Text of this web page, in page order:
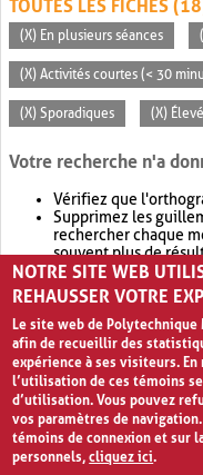
TOUTES LES FICHES
(X) En plusieurs séances
(X) Activités courtes (< 30
(X) Sporadiques (X)
Votre recherche n'a
Vérifiez que
Supprimez les
rechercher chaque
souvent plus de
Envisagez d'élargir
retournera souvent
NOTRE SITE WEB
REHAUSSER VOTRE
Le site web de
afin de recueillir des
expérience à ses visiteurs.
l’utilisation de ces témoins
d’utilisation. Vous pouvez
vos paramètres de
témoins de connexion et sur
personnels,cliquez ici.